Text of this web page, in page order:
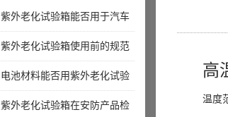
高
温度
紫外老化试验箱能否用于汽车
紫外老化试验箱使用前的规范
电池材料能否用紫外老化试验
紫外老化试验箱在安防产品检